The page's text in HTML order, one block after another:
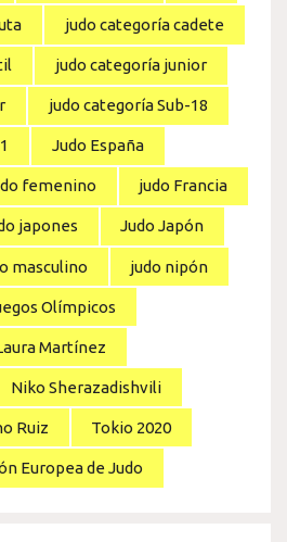
judo categoría cadete
judo categoría junior
judo categoría Sub-18
Judo España
femenino judo Francia
japones Judo Japón
masculino judo nipón
Olímpicos
Martínez
Niko Sherazadishvili
Ruiz Tokio 2020
Europea de Judo